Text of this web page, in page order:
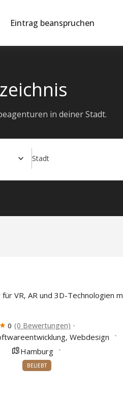
Eintrag beanspruchen
in deiner Stadt.
Stadt
VR, AR und 3D-Technologien
0 (0 Bewertungen)
, Webdesign
Hamburg
BELIEBT